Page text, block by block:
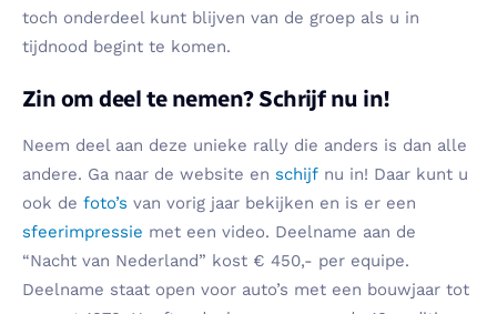
toch onderdeel kunt blijven van de groep als u in
tijdnood begint te komen.
Zin om deel te nemen? Schrijf nu in!
Neem deel aan deze unieke rally die anders is dan alle
andere. Ga naar de website en schijf nu in! Daar kunt u
ook de foto’s van vorig jaar bekijken en is er een
sfeerimpressie met een video. Deelname aan de
“Nacht van Nederland” kost € 450,- per equipe.
Deelname staat open voor auto’s met een bouwjaar tot